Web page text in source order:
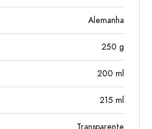
Alemanha
250 g
200 ml
215 ml